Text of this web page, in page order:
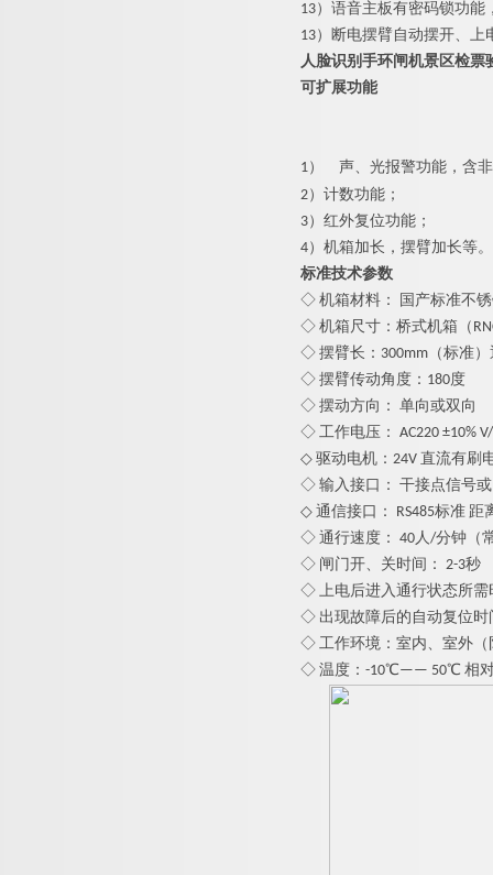
13）语音主板有密码锁功
13）断电摆臂自动摆开、
人脸识别手环闸机景区检票
可扩展功能
1）
声、光报警功能，含
2）计数功能；
3）红外复位功能；
4）机箱加长，摆臂加长等。
标准技术参数
◇ 机箱材料： 国产标准不
◇ 机箱尺寸：桥式机箱（
◇ 摆臂长： 300mm（标准）
◇ 摆臂传动角度：180度
◇ 摆动方向： 单向或双向
◇ 工作电压： AC220 ±10% V/
◇ 驱动电机：24V 直流有刷
◇ 输入接口： 干接点信号或
◇ 通信接口： RS485标准 距
◇ 通行速度： 40人/分钟（
◇ 闸门开、关时间： 2-3秒
◇ 上电后进入通行状态所需
◇ 出现故障后的自动复位时
◇ 工作环境：室内、室外（
◇ 温度：-10℃—— 50℃ 相对